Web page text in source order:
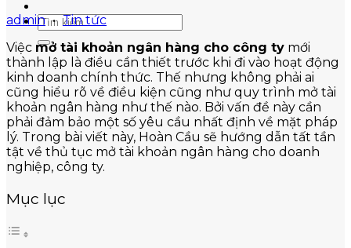
admin • Tin tức
Việc mở tài khoản ngân hàng cho công ty mới
thành lập là điều cần thiết trước khi đi vào hoạt động
kinh doanh chính thức. Thế nhưng không phải ai
cũng hiểu rõ về điều kiện cũng như quy trình mở tài
khoản ngân hàng như thế nào. Bởi vấn đề này cần
phải đảm bảo một số yêu cầu nhất định về mặt pháp
lý. Trong bài viết này, Hoàn Cầu sẽ hướng dẫn tất tần
tật về thủ tục mở tài khoản ngân hàng cho doanh
nghiệp, công ty.
Mục lục